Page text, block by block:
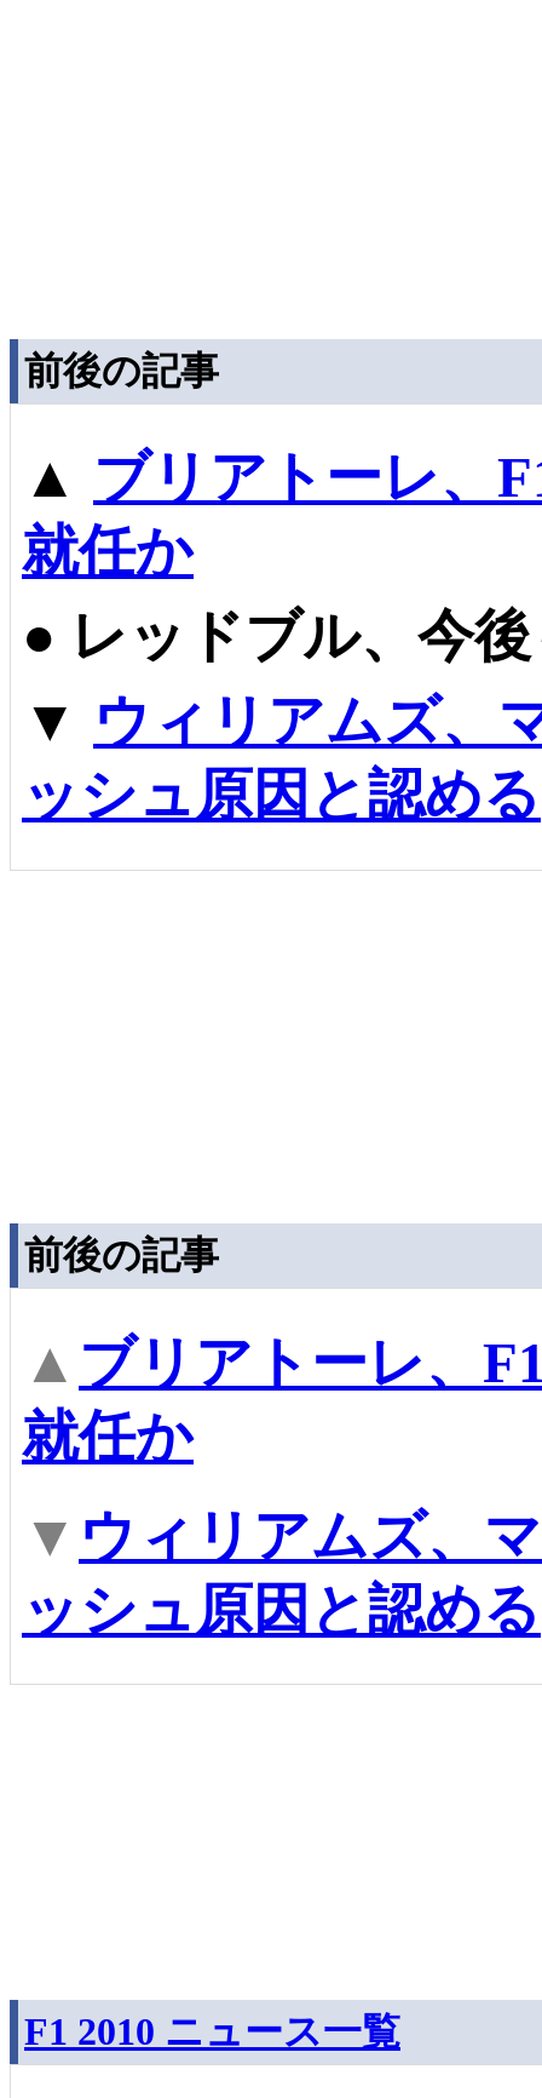
前後の記事
▲ ブリアトーレ、
就任か
● レッドブル、今
▼ ウィリアムズ、
ッシュ原因と認める
前後の記事
▲ ブリアトーレ、
就任か
▼ ウィリアムズ、
ッシュ原因と認める
F1 2010 ニュース一覧